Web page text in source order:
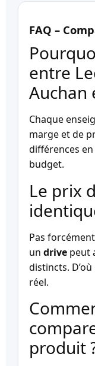
FAQ –
entre
Auchan
Chaque
marge et de
différences
budget.
Le prix
Pas
un drive peut
distincts.
réel.
produit